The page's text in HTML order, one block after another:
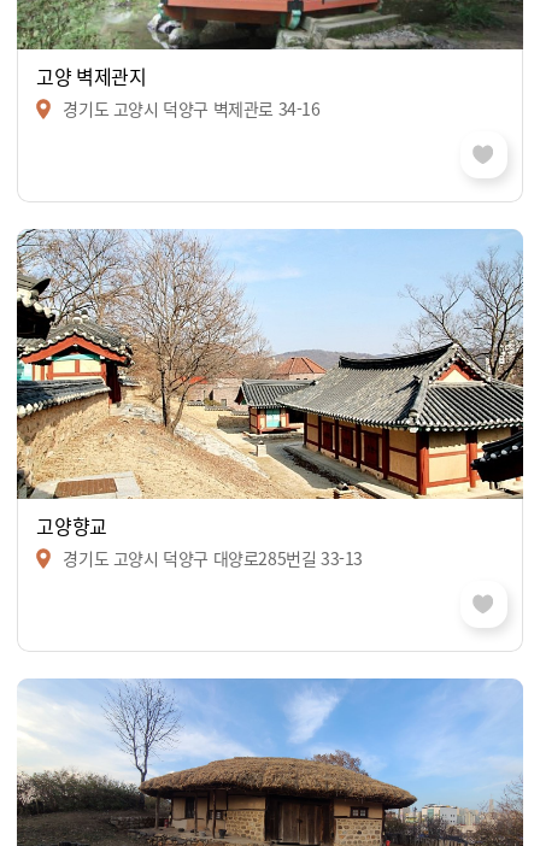
고양 벽제관지
경기도 고양시 덕양구 벽제관로 34-16
고양향교
경기도 고양시 덕양구 대양로285번길 33-13